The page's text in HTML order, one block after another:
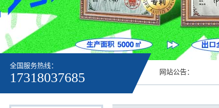
全国服务热线：
17318037685 网站公告：